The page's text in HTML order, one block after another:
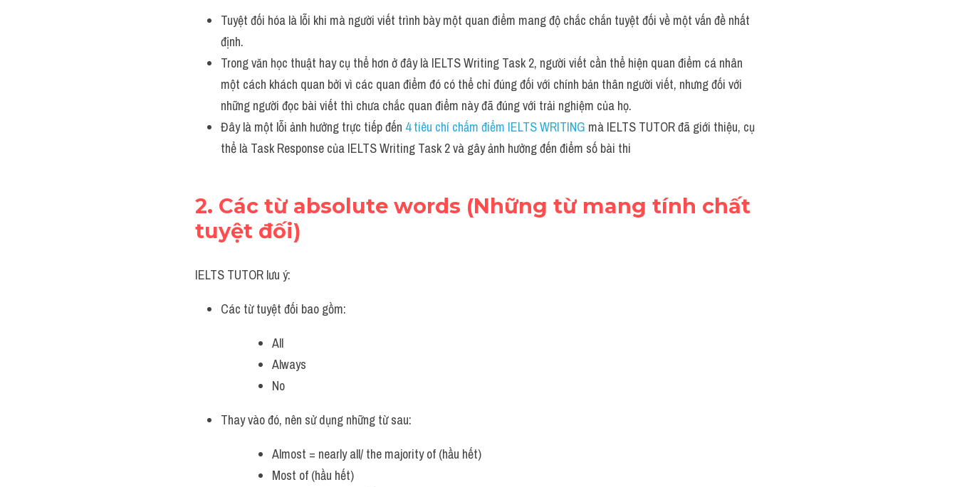
Tuyệt đối hóa là lỗi khi mà người viết trình bày một quan điểm mang độ chắc chắn tuyệt đối về một vấn đề nhất
định.
Trong văn học thuật hay cụ thể hơn ở đây là IELTS Writing Task 2, người viết cần thể hiện quan điểm cá nhân
một cách khách quan bởi vì các quan điểm đó có thể chỉ đúng đối với chính bản thân người viết, nhưng đối với
những người đọc bài viết thì chưa chắc quan điểm này đã đúng với trải nghiệm của họ.
Đây là một lỗi ảnh hưởng trực tiếp đến 4 tiêu chí chấm điểm IELTS WRITING mà IELTS TUTOR đã giới thiệu, cụ
thể là Task Response của IELTS Writing Task 2 và gây ảnh hưởng đến điểm số bài thi
2. Các từ absolute words (Những từ mang tính chất
tuyệt đối)
IELTS TUTOR lưu ý:
Các từ tuyệt đối bao gồm:
All
Always
No
Thay vào đó, nên sử dụng những từ sau:
Almost = nearly all/ the majority of (hầu hết)
Most of (hầu hết)